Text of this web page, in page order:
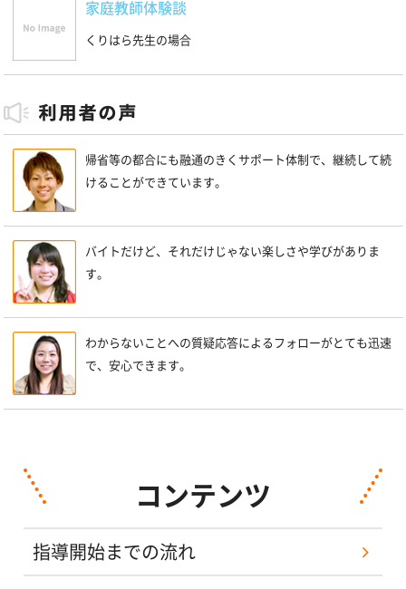
家庭教師体験談
くりはら先生の場合
帰省等の都合にも融通のきくサポート体制で、継続して続
けることができています。
バイトだけど、それだけじゃない楽しさや学びがありま
す。
わからないことへの質疑応答によるフォローがとても迅速
で、安心できます。
コンテンツ
指導開始までの流れ